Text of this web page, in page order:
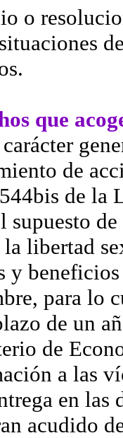
o
que
de
de la
supuesto
libertad
y
para lo
de un
de
a las
en las
acudido